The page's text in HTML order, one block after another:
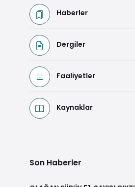
Haberler
Dergiler
Faaliyetler
Kaynaklar
Son Haberler